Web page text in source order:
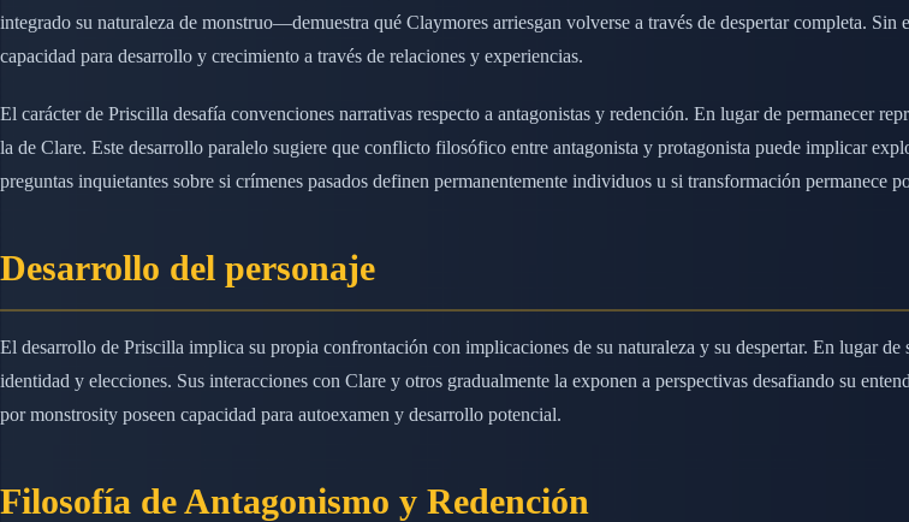
integrado su naturaleza de monstruo—demuestra qué Claymores arriesgan volverse a través de despertar completa.
capacidad para desarrollo y crecimiento a través de relaciones y experiencias.
El carácter de Priscilla desafía convenciones narrativas respecto a antagonistas y redención. En lugar de permanecer
la de Clare. Este desarrollo paralelo sugiere que conflicto filosófico entre antagonista y protagonista puede implicar
preguntas inquietantes sobre si crímenes pasados definen permanentemente individuos u si transformación permanece
Desarrollo del personaje
El desarrollo de Priscilla implica su propia confrontación con implicaciones de su naturaleza y su despertar. En lugar
identidad y elecciones. Sus interacciones con Clare y otros gradualmente la exponen a perspectivas desafiando su
por monstrosity poseen capacidad para autoexamen y desarrollo potencial.
Filosofía de Antagonismo y Redención